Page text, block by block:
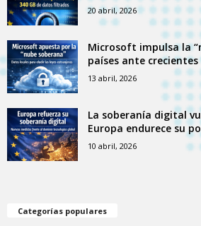
20 abril, 2026
Microsoft impulsa la
países ante
13 abril, 2026
La soberanía digital
Europa endurece su
10 abril, 2026
Categorías populares